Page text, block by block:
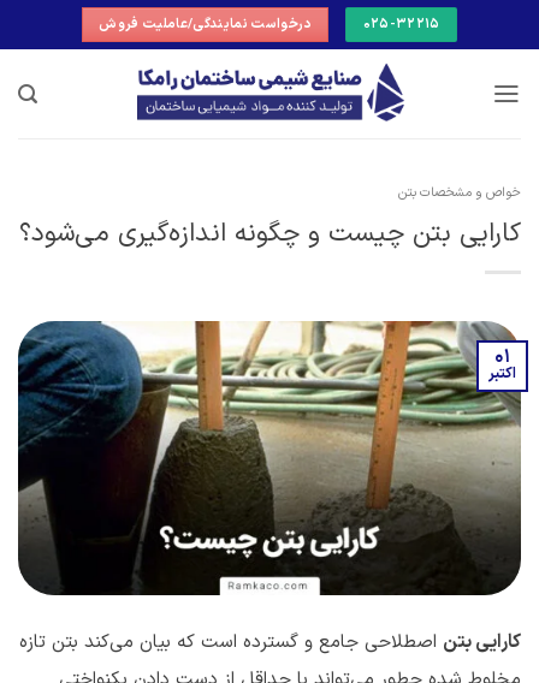
to
025-32215 درخواست نمایندگی/عاملیت فروش
خواص و مشخصات بتن
کارایی بتن چیست و چگونه اندازه‌گیری می‌شود؟
01
اکتبر
کارایی بتن اصطلاحی جامع و گسترده است که بیان می‌کند بتن تازه